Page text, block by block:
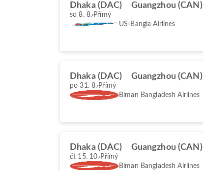
Dhaka (DAC) Guangzhou (CAN)
so 8. 8. Přímý
US-Bangla Airlines
Dhaka (DAC) Guangzhou (CAN)
po 31. 8. Přímý
Biman Bangladesh Airlines
Dhaka (DAC) Guangzhou (CAN)
čt 15. 10. Přímý
Biman Bangladesh Airlines